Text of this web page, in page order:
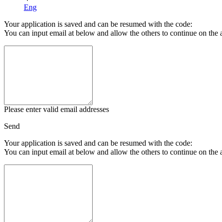
Eng
Your application is saved and can be resumed with the code:
You can input email at below and allow the others to continue on the
Please enter valid email addresses
Send
Your application is saved and can be resumed with the code:
You can input email at below and allow the others to continue on the